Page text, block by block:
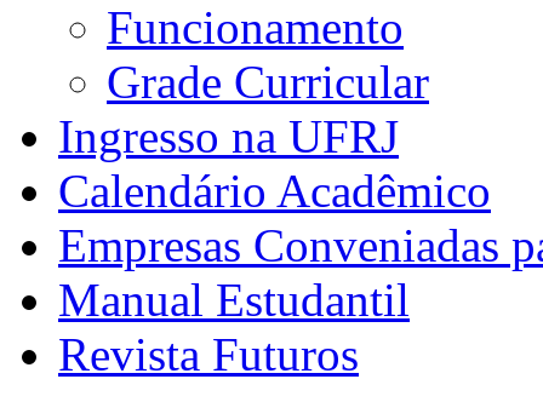
Funcionamento
Grade Curricular
Ingresso na UFRJ
Calendário Acadêmico
Empresas Conveniadas
Manual Estudantil
Revista Futuros